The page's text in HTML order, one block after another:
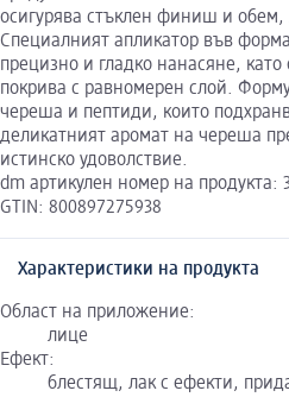
осигурява стъклен финиш и обем,
Специалният апликатор във
прецизно и гладко нанасяне,
покрива с равномерен слой.
череша и пептиди, които
деликатният аромат на череша
истинско удоволствие.
dm артикулен номер на продукта:
GTIN: 800897275938
Характеристики на продукта
Област на приложение:
лице
Ефект:
блестящ, лак с ефекти,